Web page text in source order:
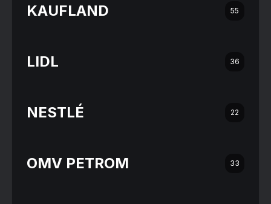
KAUFLAND 55
LIDL 36
NESTLÉ 22
OMV PETROM 33